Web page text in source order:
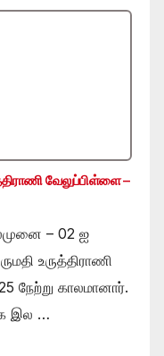
வேலுப்பிள்ளை –
– 02 ஐ
உருத்திராணி
நேற்று காலமானார்.
இல …